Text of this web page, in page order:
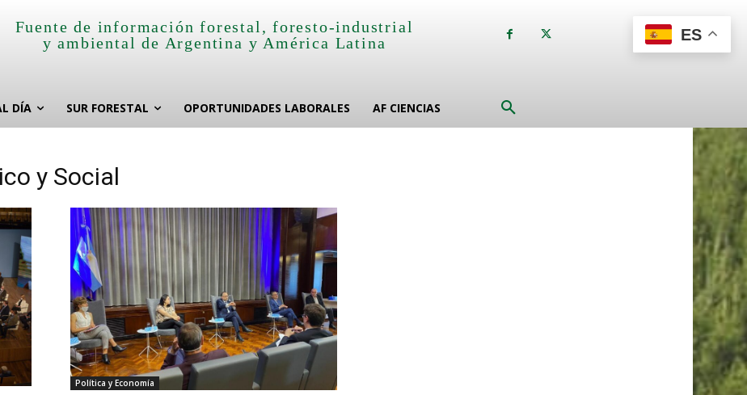
Fuente de información forestal, foresto-industrial
y ambiental de Argentina y América Latina
DÍA SUR FORESTAL OPORTUNIDADES LABORALES AF CIENCIAS
y Social
Política y Economía
ES